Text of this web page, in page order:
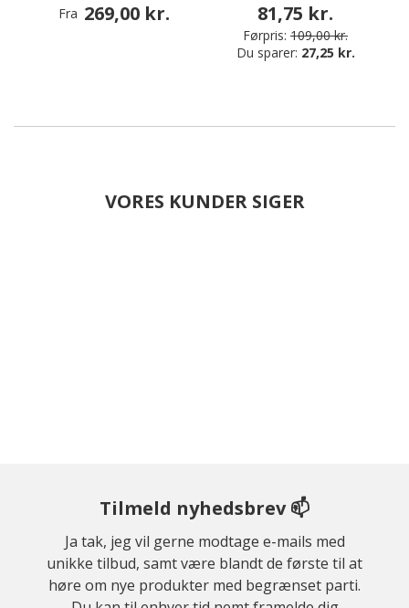
Fra 269,00 kr. 81,75 kr.
Førpris: 109,00 kr.
Du sparer: 27,25 kr.
VORES KUNDER SIGER
Tilmeld nyhedsbrev 📫
Ja tak, jeg vil gerne modtage e-mails med
unikke tilbud, samt være blandt de første til at
høre om nye produkter med begrænset parti.